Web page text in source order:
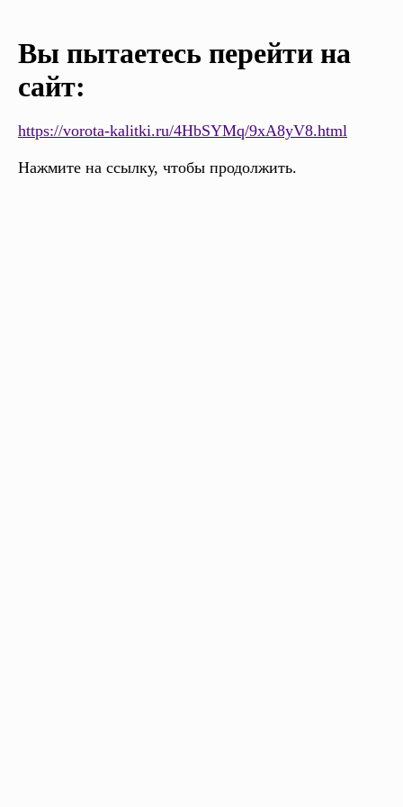
Вы пытаетесь перейти на
сайт:
https://vorota-kalitki.ru/4HbSYMq/9xA8yV8.html
Нажмите на ссылку, чтобы продолжить.